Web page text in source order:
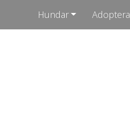
Hundar Adoptera